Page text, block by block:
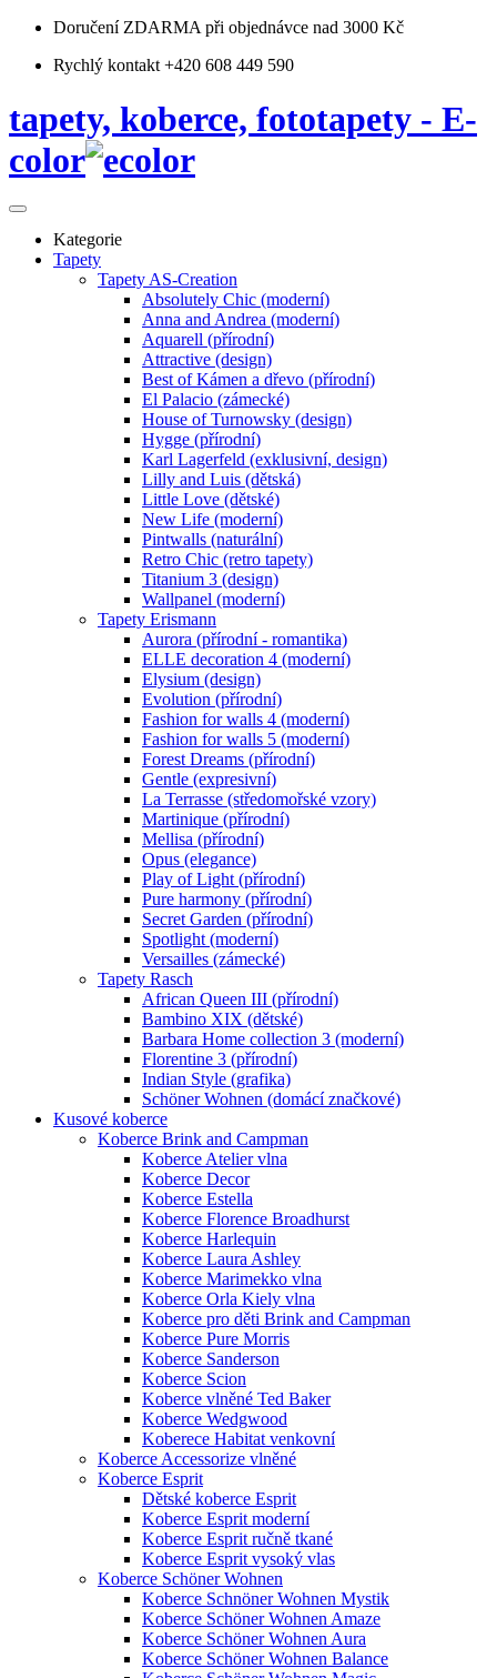
Doručení ZDARMA při objednávce nad 3000 Kč
Rychlý kontakt +420 608 449 590
tapety, koberce, fototapety - E-
color
Kategorie
Tapety
Tapety AS-Creation
Absolutely Chic (moderní)
Anna and Andrea (moderní)
Aquarell (přírodní)
Attractive (design)
Best of Kámen a dřevo (přírodní)
El Palacio (zámecké)
House of Turnowsky (design)
Hygge (přírodní)
Karl Lagerfeld (exklusivní, design)
Lilly and Luis (dětská)
Little Love (dětské)
New Life (moderní)
Pintwalls (naturální)
Retro Chic (retro tapety)
Titanium 3 (design)
Wallpanel (moderní)
Tapety Erismann
Aurora (přírodní - romantika)
ELLE decoration 4 (moderní)
Elysium (design)
Evolution (přírodní)
Fashion for walls 4 (moderní)
Fashion for walls 5 (moderní)
Forest Dreams (přírodní)
Gentle (expresivní)
La Terrasse (středomořské vzory)
Martinique (přírodní)
Mellisa (přírodní)
Opus (elegance)
Play of Light (přírodní)
Pure harmony (přírodní)
Secret Garden (přírodní)
Spotlight (moderní)
Versailles (zámecké)
Tapety Rasch
African Queen III (přírodní)
Bambino XIX (dětské)
Barbara Home collection 3 (moderní)
Florentine 3 (přírodní)
Indian Style (grafika)
Schöner Wohnen (domácí značkové)
Kusové koberce
Koberce Brink and Campman
Koberce Atelier vlna
Koberce Decor
Koberce Estella
Koberce Florence Broadhurst
Koberce Harlequin
Koberce Laura Ashley
Koberce Marimekko vlna
Koberce Orla Kiely vlna
Koberce pro děti Brink and Campman
Koberce Pure Morris
Koberce Sanderson
Koberce Scion
Koberce vlněné Ted Baker
Koberce Wedgwood
Koberece Habitat venkovní
Koberce Accessorize vlněné
Koberce Esprit
Dětské koberce Esprit
Koberce Esprit moderní
Koberce Esprit ručně tkané
Koberce Esprit vysoký vlas
Koberce Schöner Wohnen
Koberce Schnöner Wohnen Mystik
Koberce Schöner Wohnen Amaze
Koberce Schöner Wohnen Aura
Koberce Schöner Wohnen Balance